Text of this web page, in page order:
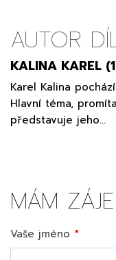
AUTOR
KALINA KAREL
Karel Kalina
Hlavní téma,
představuje jeho…
MÁM
Vaše jméno